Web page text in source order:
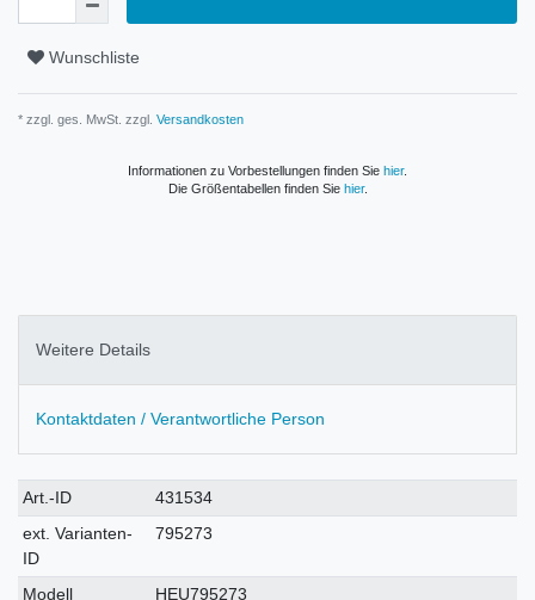
Wunschliste
* zzgl. ges. MwSt. zzgl. Versandkosten
Informationen zu Vorbestellungen finden Sie hier.
Die Größentabellen finden Sie hier.
Weitere Details
Kontaktdaten / Verantwortliche Person
Technisches
Merkmal
Wert
Art.-ID
431534
ext. Varianten-
ID
795273
Modell
HEU795273